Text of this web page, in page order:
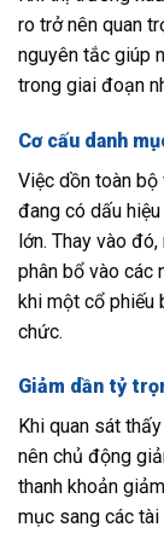
ro trở nên quan
nguyên tắc giúp
trong giai đoạn
Cơ cấu danh
Việc dồn toàn
đang có dấu
lớn. Thay vào
phân bổ vào các
khi một cổ phiếu
chức.
Giảm dần tỷ
Khi quan sát
nên chủ động
thanh khoản
mục sang các